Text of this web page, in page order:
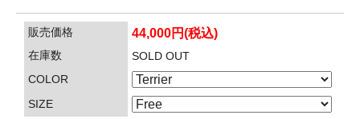
販売価格 44,000円(税込)
在庫数
SOLD OUT
COLOR
SIZE